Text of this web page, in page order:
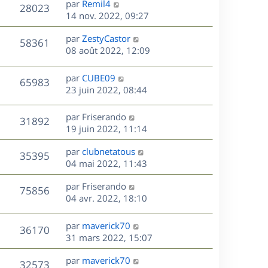
e
s
a
g
e
m
e
s
s
e
e
n
i
e
r
m
e
s
s
e
28023V
u
D
e
r
n
i
r
m
s
a
e
par Remil4
14 nov. 2022, 09:27
58361
u
e
s
D
e
i
e
r
m
e
s
a
e
par ZestyCastor
08 août 2022, 12:09
65983V
u
e
D
e
n
i
e
r
m
e
s
s
e
par CUBE09
23 juin 2022, 08:44
31892V
u
D
e
r
n
i
e
r
m
e
s
s
a
g
par Friserando
19 juin 2022, 11:14
35395V
u
e
D
e
r
n
i
e
r
m
e
s
par clubnetatous
04 mai 2022, 11:43
75856V
u
e
D
e
n
i
e
r
par Friserando
04 avr. 2022, 18:10
36170V
u
D
e
r
n
par maverick70
31 mars 2022, 15:07
32573V
D
par maverick70